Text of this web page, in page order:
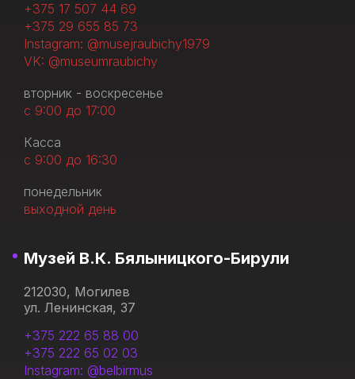
+375 17 507 44 69
+375 29 655 85 73
Instagram: @musejraubichy1979
VK: @museumraubichy
вторник - воскресенье
с 9:00 до 17:00
Касса
с 9:00 до 16:30
понедельник
выходной день
Музей В.К. Бялыницкого-Бирули
212030, Могилев
ул. Ленинская, 37
+375 222 65 88 00
+375 222 65 02 03
Instagram: @belbirmus